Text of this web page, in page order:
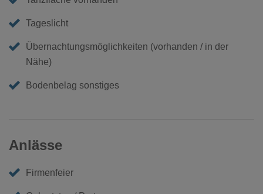
Tageslicht
Übernachtungsmöglichkeiten (vorhanden / in der
Nähe)
Bodenbelag sonstiges
Anlässe
Firmenfeier